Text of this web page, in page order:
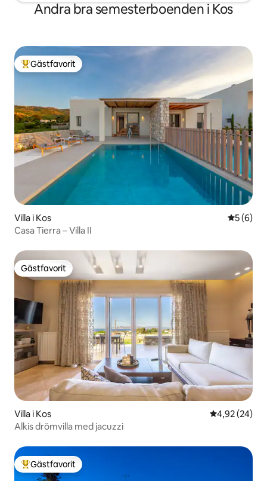
Andra bra semesterboenden i Kos
Populär gästfavorit
Gästfavorit
Villa i Kos 5 av 5 i
5 (6)
Casa Tierra – Villa II
Gästfavorit
Gästfavorit
Villa i Kos 4,92 av 5 i
4,92 (24)
Alkis drömvilla med jacuzzi
Populär gästfavorit
Gästfavorit